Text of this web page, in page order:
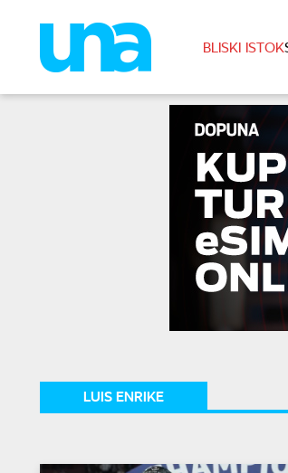
BLISKI ISTOK
LUIS ENRIKE